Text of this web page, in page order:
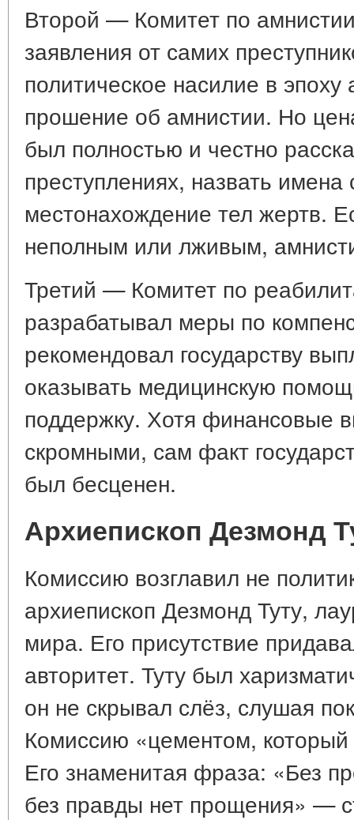
Второй — Комитет по
заявления от самих
политическое насилие в
прошение об амнистии. Но
был полностью и честно
преступлениях, назвать
местонахождение тел жертв.
неполным или лживым,
Третий — Комитет по
разрабатывал меры по
рекомендовал государству
оказывать медицинскую
поддержку. Хотя финансовые
скромными, сам факт
был бесценен.
Архиепископ Дезмонд
Комиссию возглавил не
архиепископ Дезмонд Туту,
мира. Его присутствие
авторитет. Туту был
он не скрывал слёз, слушая
Комиссию «цементом,
Его знаменитая фраза: «Без
без правды нет прощения» —